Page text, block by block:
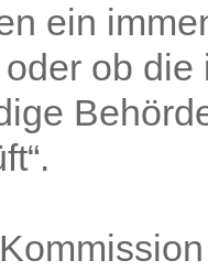
ein
ob die